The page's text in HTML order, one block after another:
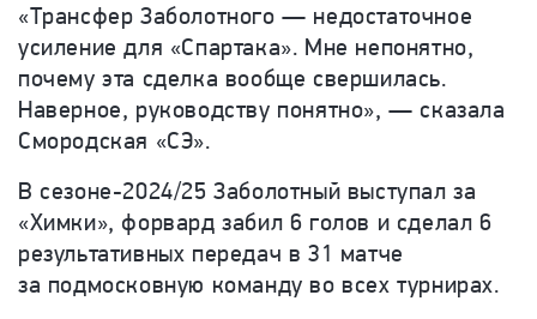
«Трансфер Заболотного — недостаточное
усиление для «Спартака». Мне непонятно,
почему эта сделка вообще свершилась.
Наверное, руководству понятно», — сказала
Смородская «СЭ».
В сезоне-2024/25 Заболотный выступал за
«Химки», форвард забил 6 голов и сделал 6
результативных передач в 31 матче
за подмосковную команду во всех турнирах.